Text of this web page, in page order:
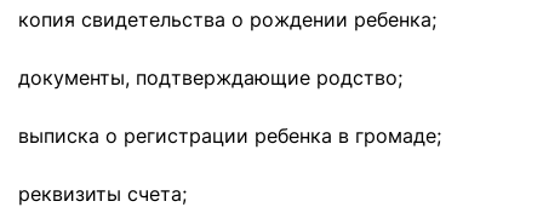
копия свидетельства о рождении ребенка;
документы, подтверждающие родство;
выписка о регистрации ребенка в громаде;
реквизиты счета;